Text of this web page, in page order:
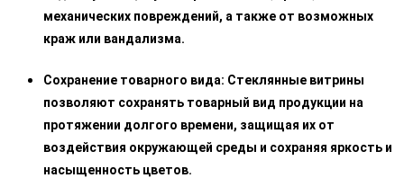
механических повреждений, а также от возможных
краж или вандализма.
Сохранение товарного вида: Стеклянные витрины
позволяют сохранять товарный вид продукции на
протяжении долгого времени, защищая их от
воздействия окружающей среды и сохраняя яркость и
насыщенность цветов.